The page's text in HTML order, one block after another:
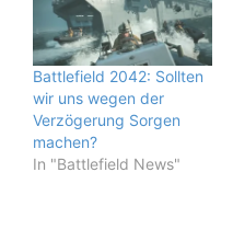
Battlefield 2042: Sollten
wir uns wegen der
Verzögerung Sorgen
machen?
In "Battlefield News"